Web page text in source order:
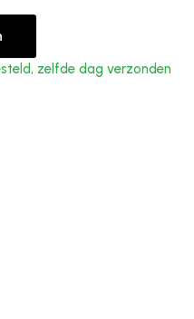
zelfde dag verzonden